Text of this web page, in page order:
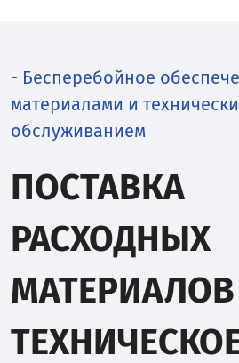
- Бесперебойное
материалами и
обслуживанием
ПОСТАВКА
РАСХОДНЫХ